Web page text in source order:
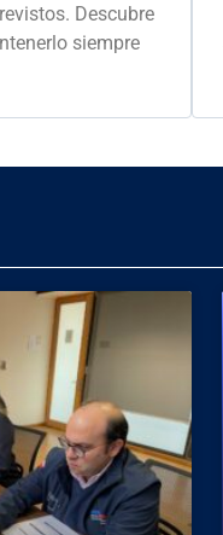
Descubre
siempre